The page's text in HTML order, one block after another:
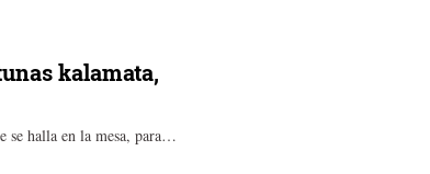
kalamata,
se halla en la mesa, para…